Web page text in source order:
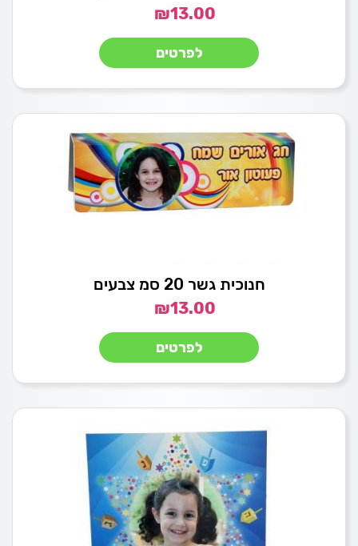
₪13.00
לפרטים
חנוכית גשר 20 סמ צבעים
₪13.00
לפרטים